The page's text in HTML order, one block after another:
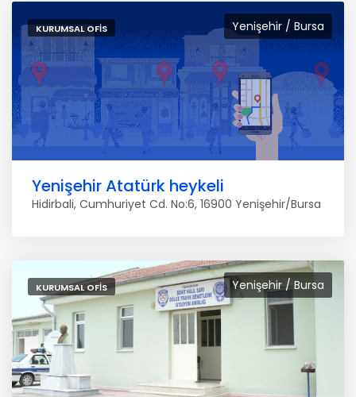
Yenişehir / Bursa
KURUMSAL OFIS
Yenişehir Atatürk heykeli
Hidirbali, Cumhuriyet Cd. No:6, 16900 Yenişehir/Bursa
Yenişehir / Bursa
KURUMSAL OFIS